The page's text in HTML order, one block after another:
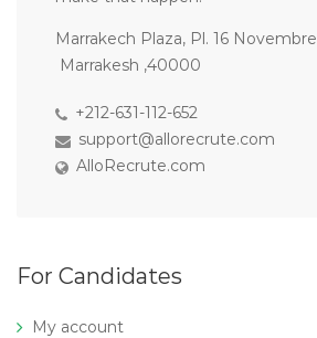
Marrakech Plaza, Pl. 16 Novembre
Marrakesh ,40000
+212-631-112-652
support@allorecrute.com
AlloRecrute.com
For Candidates
My account